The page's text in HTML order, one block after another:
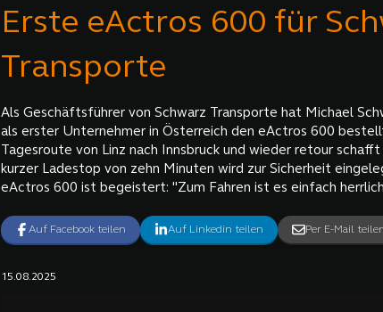
Erste eActros 600 für
Transporte
Als Geschäftsführer von Schwarz Transporte hat Michael
als erster Unternehmer in Österreich den eActros 600
Tagesroute von Linz nach Innsbruck und wieder retour
kurzer Ladestop von zehn Minuten wird zur Sicherheit
eActros 600 ist begeistert: "Zum Fahren ist es einfach
Auf Facebook teilen Auf Linkedin teilen Per E-Mail
15.08.2025